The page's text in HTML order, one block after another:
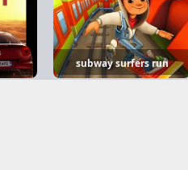
subway surfers run